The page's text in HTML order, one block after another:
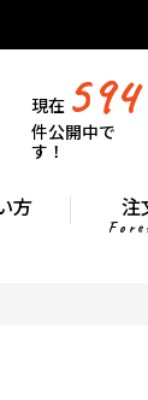
現在594
件公開中で
す！
方 注